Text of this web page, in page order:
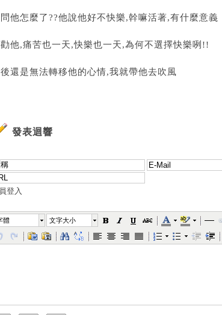
他怎麼了??他說他好不快樂,幹嘛活著,有什麼意義
他,痛苦也一天,快樂也一天,為何不選擇快樂咧!!
還是無法轉移他的心情,我就帶他去吹風
發表迴響
登入
體 文字大小